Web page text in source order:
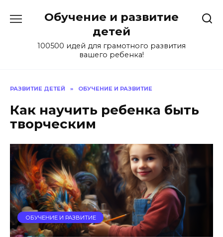
Обучение и развитие
детей
100500 идей для грамотного развития
вашего ребенка!
РАЗВИТИЕ ДЕТЕЙ » ОБУЧЕНИЕ И РАЗВИТИЕ
Как научить ребенка быть
творческим
ОБУЧЕНИЕ И РАЗВИТИЕ